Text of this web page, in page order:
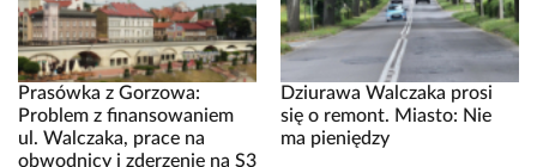
Prasówka z Gorzowa:
Problem z finansowaniem
ul. Walczaka, prace na
obwodnicy i zderzenie na S3
Dziurawa Walczaka prosi
się o remont. Miasto: Nie
ma pieniędzy